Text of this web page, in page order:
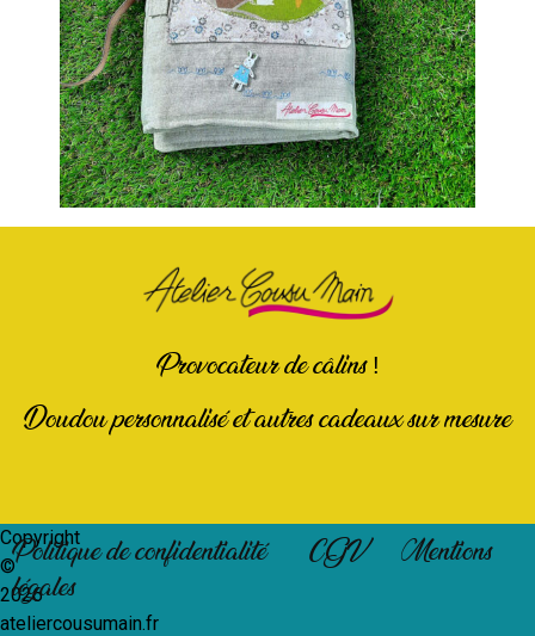
Provocateur de câlins !
Doudou personnalisé et autres cadeaux sur mesure
Copyright
©
2026
ateliercousumain.fr
Politique de confidentialité CGV
Mentions
légales